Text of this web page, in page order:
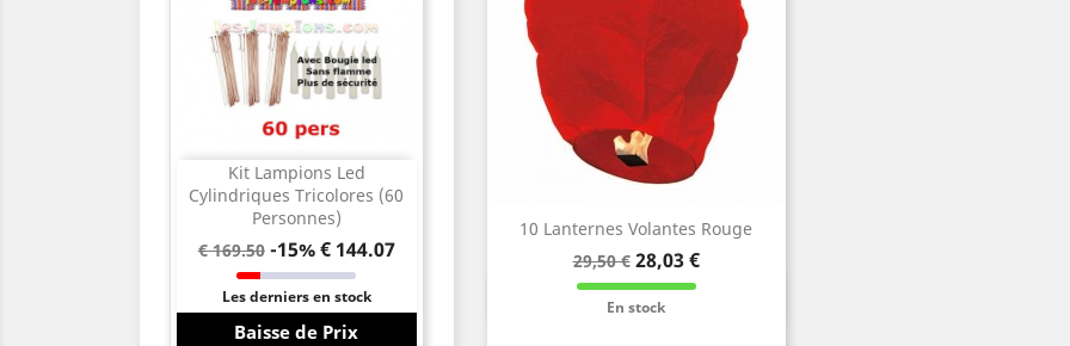
Kit Lampions Led
Cylindriques Tricolores (60
Personnes)
€ 169.50 -15%€ 144.07
Les derniers en stock
Baisse de Prix
10 Lanternes Volantes Rouge
Prix
de
base
29,50 € Prix
28,03 €
En stock
Info et Commande